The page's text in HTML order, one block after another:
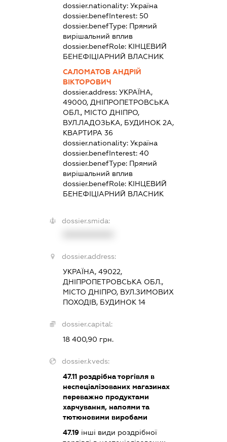
dossier.nationality:Україна
dossier.benefInterest:50
dossier.benefType: Прямий
вирішальний вплив
dossier.benefRole: КІНЦЕВИЙ
БЕНЕФІЦІАРНИЙ ВЛАСНИК
САЛОМАТОВ АНДРІЙ
ВІКТОРОВИЧ
dossier.address:УКРАЇНА,
49000, ДНІПРОПЕТРОВСЬКА
ОБЛ., МІСТО ДНІПРО,
ВУЛ.ЛАДОЗЬКА, БУДИНОК 2А,
КВАРТИРА 36
dossier.nationality:Україна
dossier.benefInterest:40
dossier.benefType: Прямий
вирішальний вплив
dossier.benefRole: КІНЦЕВИЙ
БЕНЕФІЦІАРНИЙ ВЛАСНИК
dossier.smida:
dossier.address:
УКРАЇНА, 49022,
ДНІПРОПЕТРОВСЬКА ОБЛ.,
МІСТО ДНІПРО, ВУЛ.ЗИМОВИХ
ПОХОДІВ, БУДИНОК 14
dossier.capital:
18 400,90 грн.
dossier.kveds:
47.11 роздрібна торгівля в
неспеціалізованих магазинах
переважно продуктами
харчування, напоями та
тютюновими виробами
47.19 інші види роздрібної